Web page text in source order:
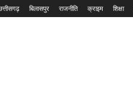
बिलासपुर राजनीति क्राइम शिक्षा